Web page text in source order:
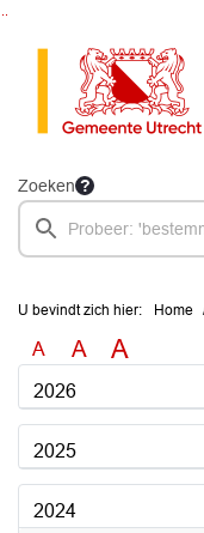
Zoeken
U bevindt zich hier: Home
A A A
2026
2025
2024